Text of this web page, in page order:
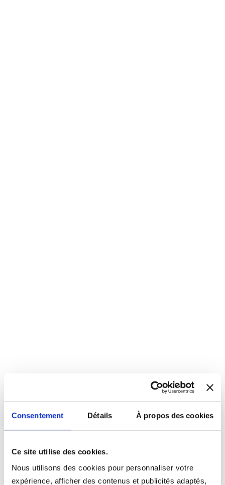
Consentement Détails À propos des cookies
Ce site utilise des cookies.
Nous utilisons des cookies pour personnaliser votre
expérience, afficher des contenus et publicités adaptés,